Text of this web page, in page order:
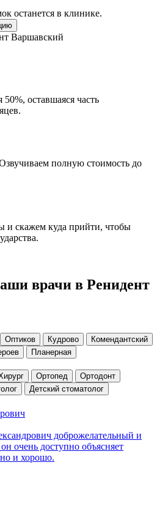
останется в клинике.
Варшавский
50%, оставшаяся часть
полную стоимость до
и скажем куда прийти, чтобы
врачи в Ренидент
Оптиков Кудрово
Комендантский
Планерная
Ортопед
Ортодонт
Детский стоматолог
доброжелательный и
очень доступно объясняет
и хорошо.